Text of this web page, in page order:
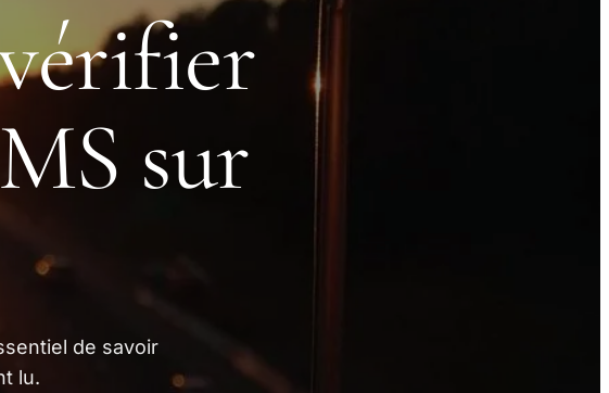
sur
de savoir
lu.